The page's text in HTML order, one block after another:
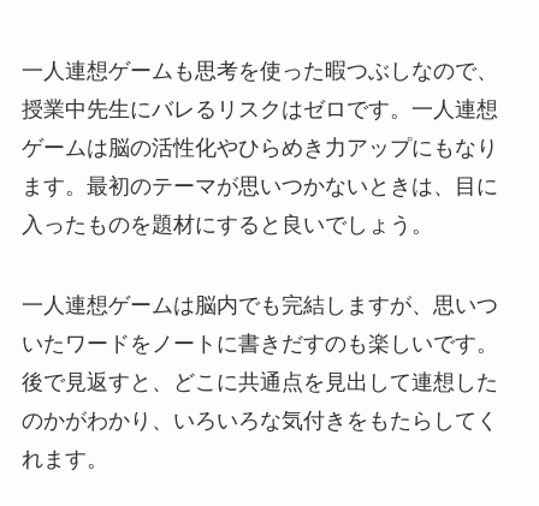
一人連想ゲームも思考を使った暇つぶしなので、
授業中先生にバレるリスクはゼロです。一人連想
ゲームは脳の活性化やひらめき力アップにもなり
ます。最初のテーマが思いつかないときは、目に
入ったものを題材にすると良いでしょう。
一人連想ゲームは脳内でも完結しますが、思いつ
いたワードをノートに書きだすのも楽しいです。
後で見返すと、どこに共通点を見出して連想した
のかがわかり、いろいろな気付きをもたらしてく
れます。